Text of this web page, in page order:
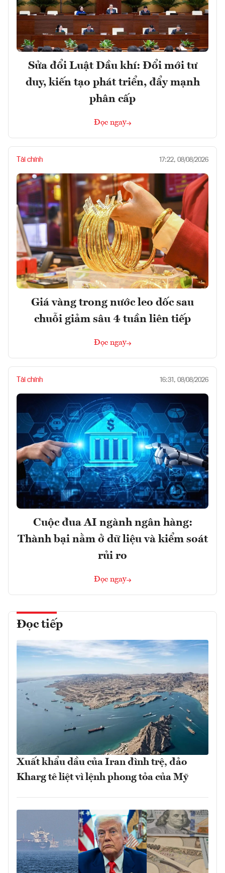
Sửa đổi Luật Dầu khí: Đổi mới tư
duy, kiến tạo phát triển, đẩy mạnh
phân cấp
Đọc ngay
Tài chính 17:22, 08/08/2026
Giá vàng trong nước leo dốc sau
chuỗi giảm sâu 4 tuần liên tiếp
Đọc ngay
Tài chính 16:31, 08/08/2026
Cuộc đua AI ngành ngân hàng:
Thành bại nằm ở dữ liệu và kiểm soát
rủi ro
Đọc ngay
Đọc tiếp
Xuất khẩu dầu của Iran đình trệ, đảo
Kharg tê liệt vì lệnh phong tỏa của Mỹ